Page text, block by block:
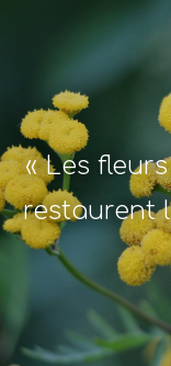
« Les
restaurent